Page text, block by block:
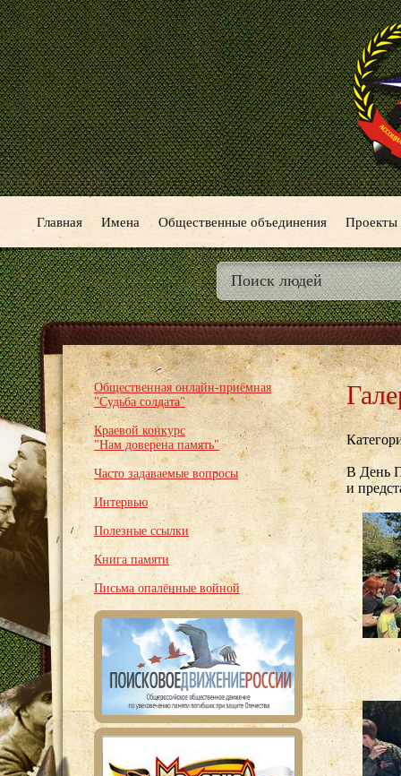
Главная Имена Общественные объединения Проекты
Общественная онлайн-приёмная
"Судьба солдата"
Краевой конкурс
"Нам доверена память"
Часто задаваемые вопросы
Интервью
Полезные ссылки
Книга памяти
Письма опалённые войной
В День
и